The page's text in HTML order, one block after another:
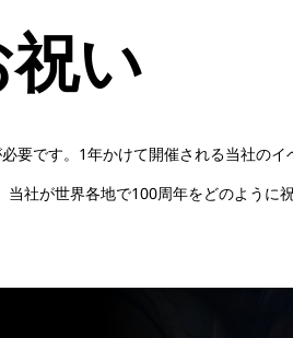
祝い
要です。1年かけて開催される当社の
当社が世界各地で100周年をどのように